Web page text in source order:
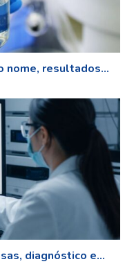
nome, resultados...
diagnóstico e...